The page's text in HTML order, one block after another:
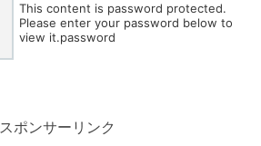
This content is password protected.
Please enter your password below to
view it.password
スポンサーリンク